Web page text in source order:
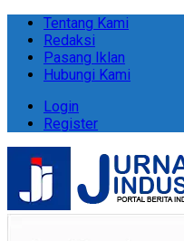
Tentang Kami
Redaksi
Pasang Iklan
Hubungi Kami
Login
Register